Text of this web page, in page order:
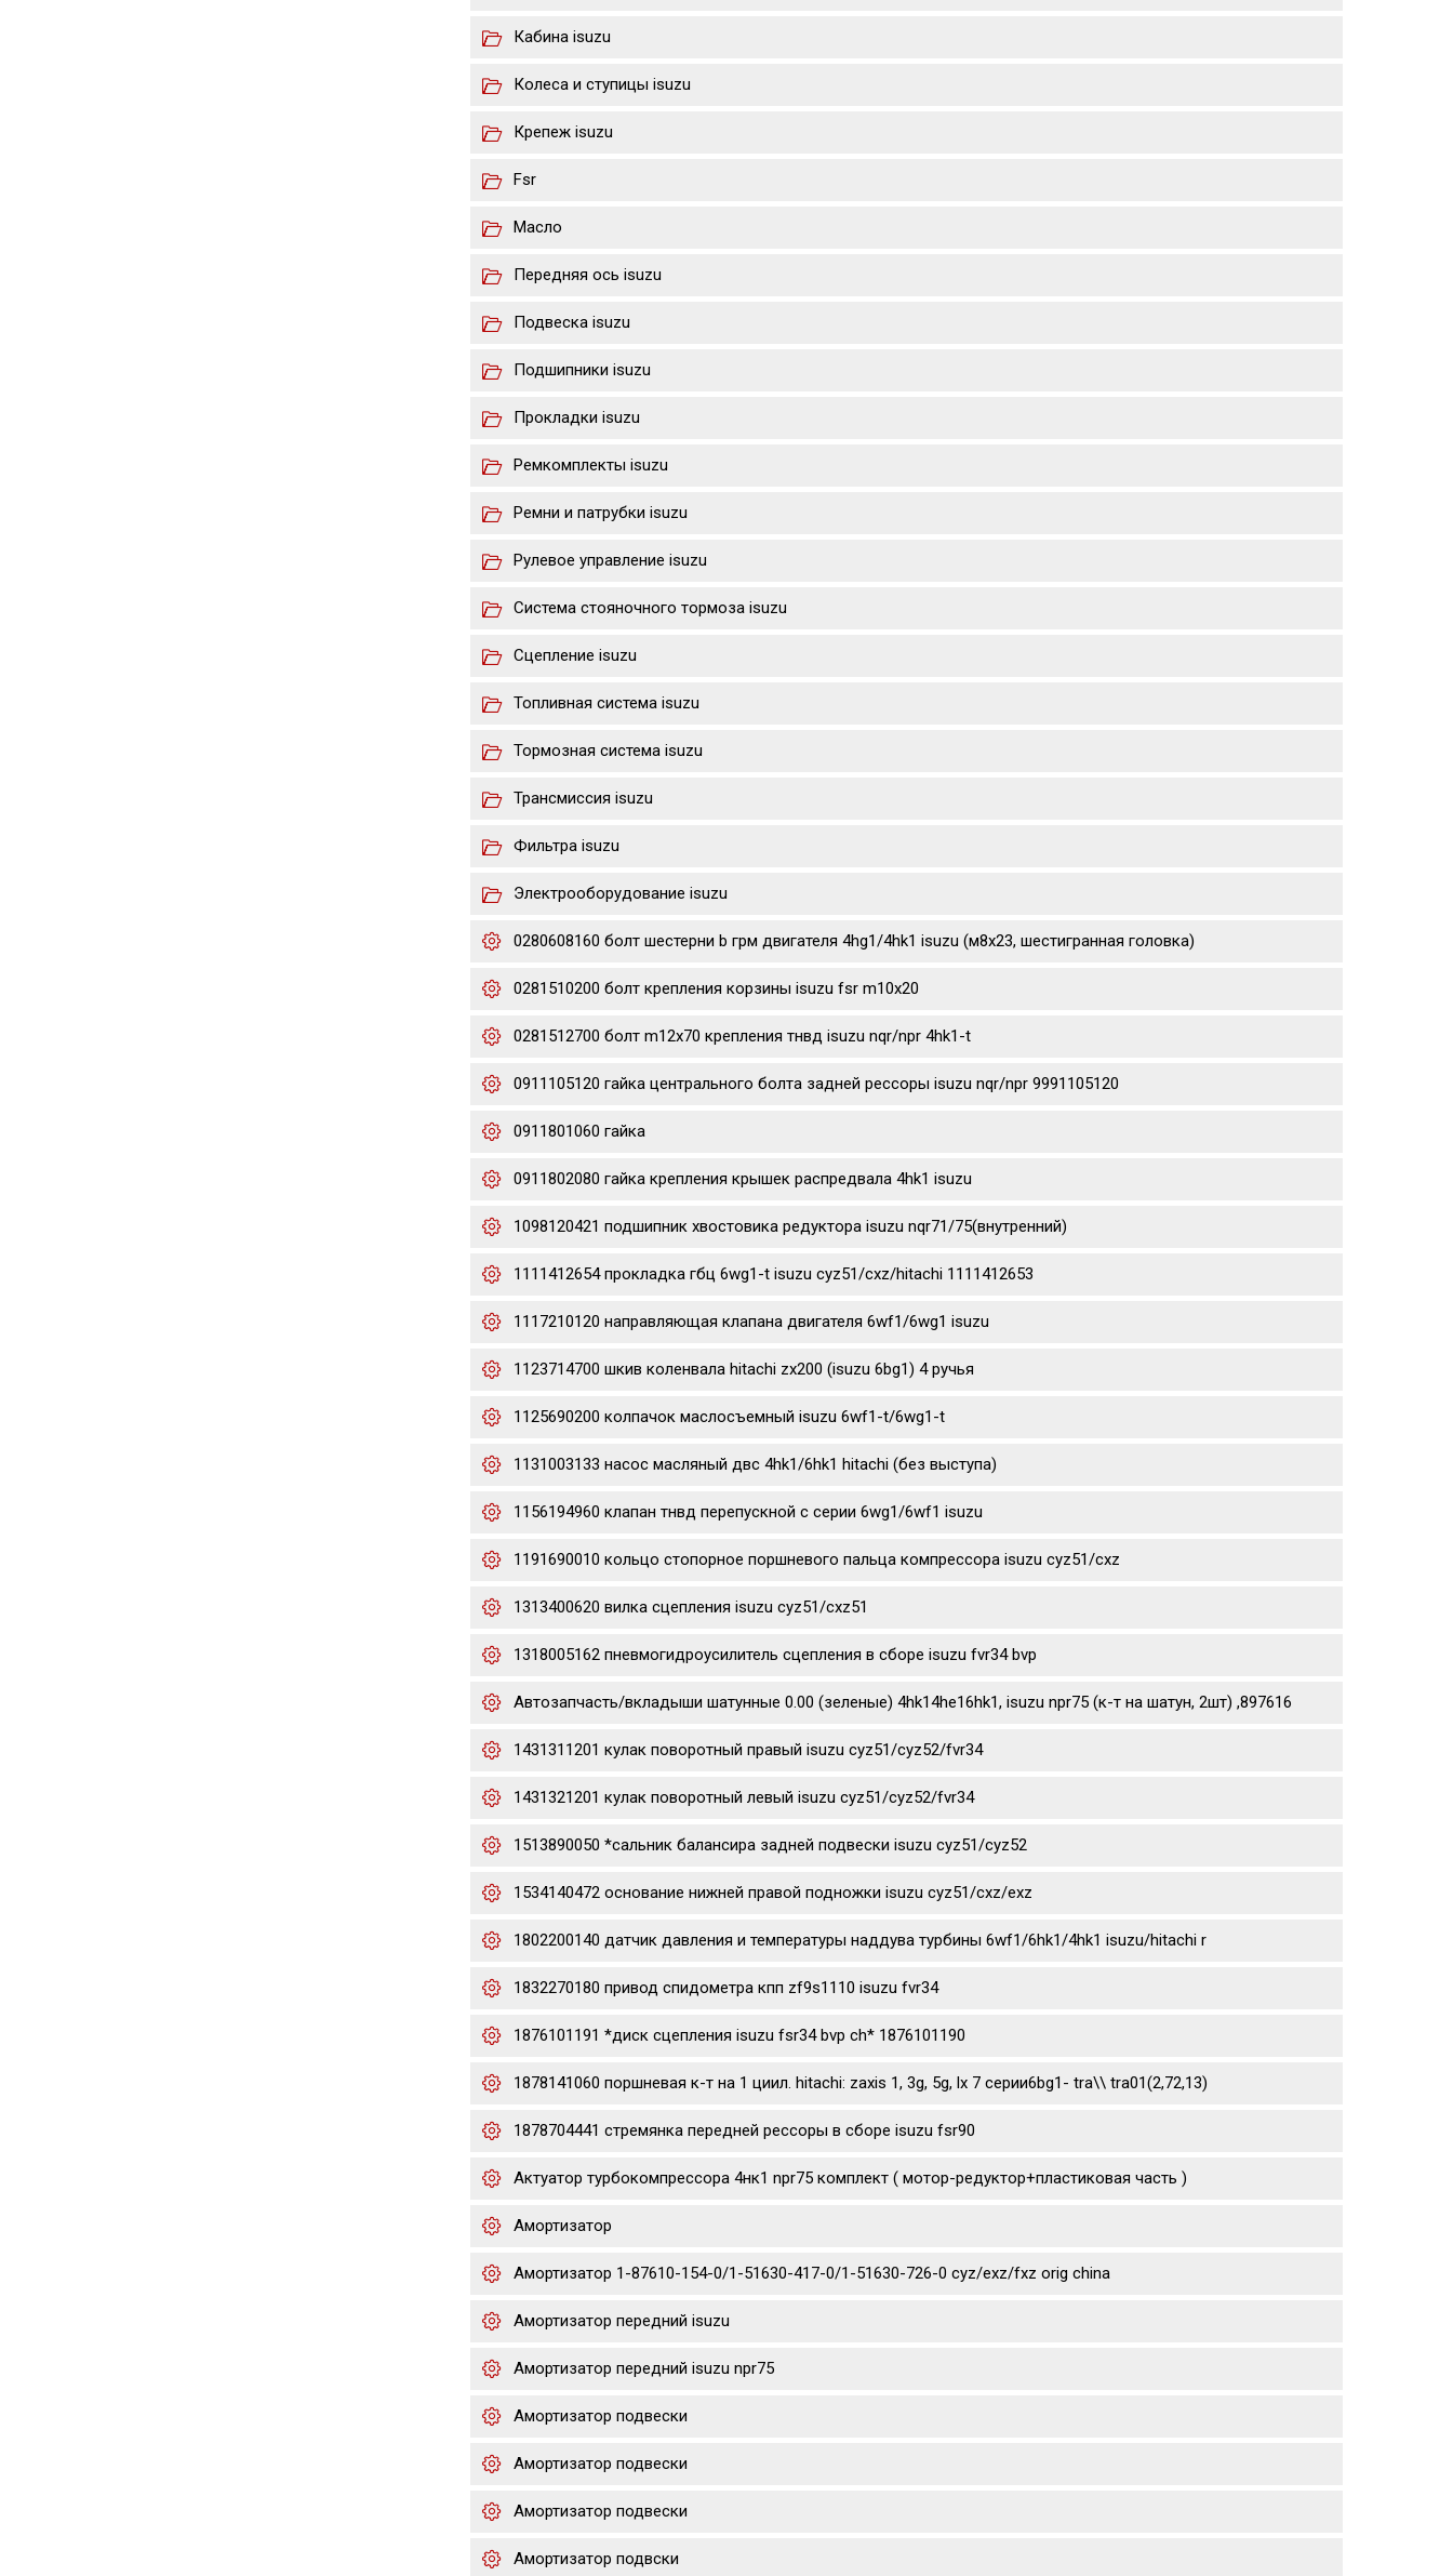
Кабина isuzu
Колеса и ступицы isuzu
Крепеж isuzu
Fsr
Масло
Передняя ось isuzu
Подвеска isuzu
Подшипники isuzu
Прокладки isuzu
Ремкомплекты isuzu
Ремни и патрубки isuzu
Рулевое управление isuzu
Система стояночного тормоза isuzu
Сцепление isuzu
Топливная система isuzu
Тормозная система isuzu
Трансмиссия isuzu
Фильтра isuzu
Электрооборудование isuzu
0280608160 болт шестерни b грм двигателя 4hg1/4hk1 isuzu (м8х23, шестигранная головка)
0281510200 болт крепления корзины isuzu fsr m10x20
0281512700 болт m12x70 крепления тнвд isuzu nqr/npr 4hk1-t
0911105120 гайка центрального болта задней рессоры isuzu nqr/npr 9991105120
0911801060 гайка
0911802080 гайка крепления крышек распредвала 4hk1 isuzu
1098120421 подшипник хвостовика редуктора isuzu nqr71/75(внутренний)
1111412654 прокладка гбц 6wg1-t isuzu cyz51/cxz/hitachi 1111412653
1117210120 направляющая клапана двигателя 6wf1/6wg1 isuzu
1123714700 шкив коленвала hitachi zx200 (isuzu 6bg1) 4 ручья
1125690200 колпачок маслосъемный isuzu 6wf1-t/6wg1-t
1131003133 насос масляный двс 4hk1/6hk1 hitachi (без выступа)
1156194960 клапан тнвд перепускной с серии 6wg1/6wf1 isuzu
1191690010 кольцо стопорное поршневого пальца компрессора isuzu cyz51/cxz
1313400620 вилка сцепления isuzu cyz51/cxz51
1318005162 пневмогидроусилитель сцепления в сборе isuzu fvr34 bvp
Автозапчасть/вкладыши шатунные 0.00 (зеленые) 4hk14he16hk1, isuzu npr75 (к-т на шатун, 2шт) ,897616
1431311201 кулак поворотный правый isuzu cyz51/cyz52/fvr34
1431321201 кулак поворотный левый isuzu cyz51/cyz52/fvr34
1513890050 *сальник балансира задней подвески isuzu cyz51/cyz52
1534140472 основание нижней правой подножки isuzu cyz51/cxz/exz
1802200140 датчик давления и температуры наддува турбины 6wf1/6hk1/4hk1 isuzu/hitachi r
1832270180 привод спидометра кпп zf9s1110 isuzu fvr34
1876101191 *диск сцепления isuzu fsr34 bvp ch* 1876101190
1878141060 поршневая к-т на 1 циил. hitachi: zaxis 1, 3g, 5g, lx 7 серии6bg1- tra\\ tra01(2,72,13)
1878704441 стремянка передней рессоры в сборе isuzu fsr90
Актуатор турбокомпрессора 4нк1 npr75 комплект ( мотор-редуктор+пластиковая часть )
Амортизатор
Амортизатор 1-87610-154-0/1-51630-417-0/1-51630-726-0 cyz/exz/fxz orig china
Амортизатор передний isuzu
Амортизатор передний isuzu npr75
Амортизатор подвески
Амортизатор подвески
Амортизатор подвески
Амортизатор подвски